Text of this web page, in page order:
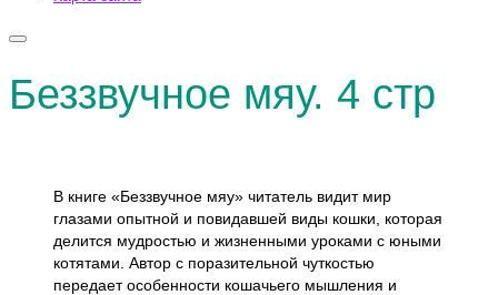
Беззвучное мяу. 4 стр
В книге «Беззвучное мяу» читатель видит мир
глазами опытной и повидавшей виды кошки, которая
делится мудростью и жизненными уроками с юными
котятами. Автор с поразительной чуткостью
передает особенности кошачьего мышления и